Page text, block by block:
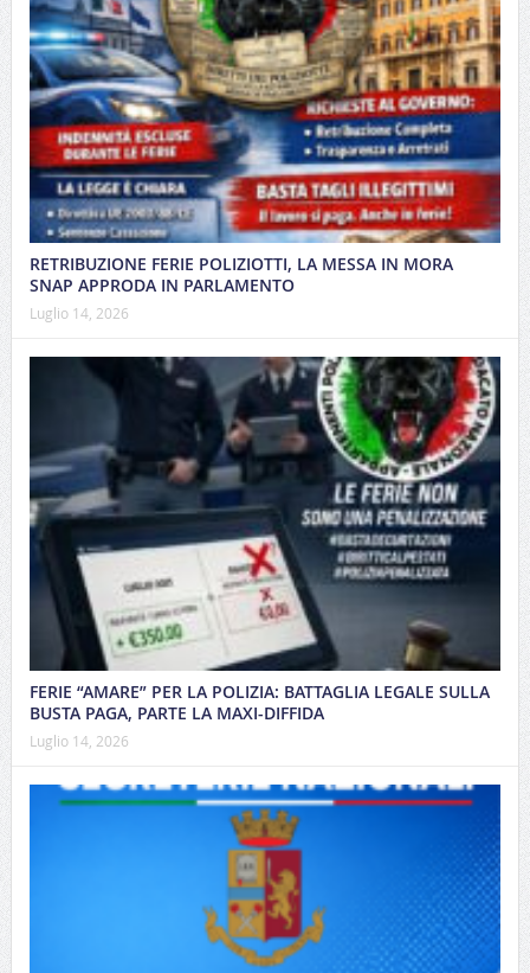
RETRIBUZIONE FERIE POLIZIOTTI, LA MESSA IN MORA
SNAP APPRODA IN PARLAMENTO
Luglio 14, 2026
FERIE “AMARE” PER LA POLIZIA: BATTAGLIA LEGALE SULLA
BUSTA PAGA, PARTE LA MAXI-DIFFIDA
Luglio 14, 2026